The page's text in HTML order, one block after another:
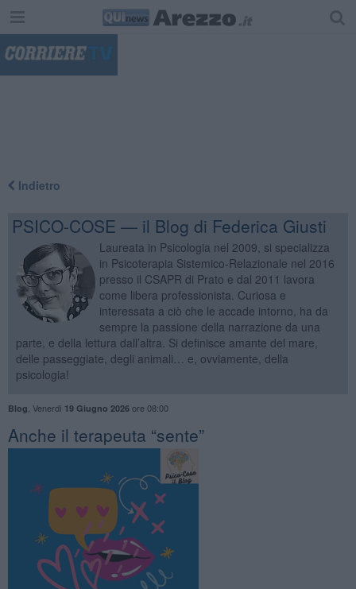
Indietro
PSICO-COSE — il Blog di Federica Giusti
Laureata in Psicologia nel 2009, si specializza
in Psicoterapia Sistemico-Relazionale nel 2016
presso il CSAPR di Prato e dal 2011 lavora
come libera professionista. Curiosa e
interessata a ciò che le accade intorno, ha da
sempre la passione della narrazione da una
parte, e della lettura dall’altra. Si definisce amante del mare,
delle passeggiate, degli animali… e, ovviamente, della
psicologia!
Blog Venerdì 19 Giugno 2026ore 08:00
​Anche il terapeuta “sente”